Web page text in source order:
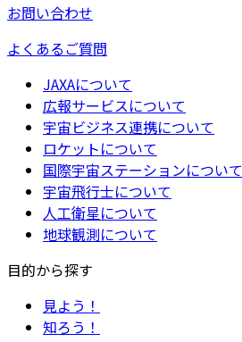
お問い合わせ
よくあるご質問
JAXAについて
広報サービスについて
宇宙ビジネス連携について
ロケットについて
国際宇宙ステーションについて
宇宙飛行士について
人工衛星について
地球観測について
目的から探す
見よう！
知ろう！